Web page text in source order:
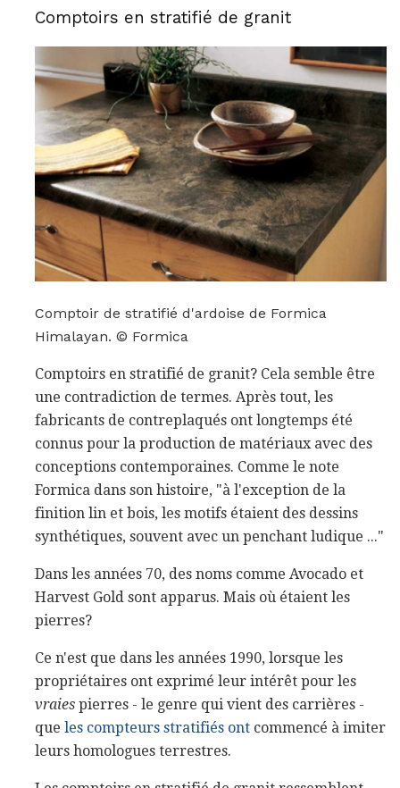
Comptoirs en stratifié de granit
Comptoir de stratifié d'ardoise de Formica
Himalayan. © Formica
Comptoirs en stratifié de granit? Cela semble être
une contradiction de termes. Après tout, les
fabricants de contreplaqués ont longtemps été
connus pour la production de matériaux avec des
conceptions contemporaines. Comme le note
Formica dans son histoire, "à l'exception de la
finition lin et bois, les motifs étaient des dessins
synthétiques, souvent avec un penchant ludique ..."
Dans les années 70, des noms comme Avocado et
Harvest Gold sont apparus. Mais où étaient les
pierres?
Ce n'est que dans les années 1990, lorsque les
propriétaires ont exprimé leur intérêt pour les
vraies pierres - le genre qui vient des carrières -
que les compteurs stratifiés ont commencé à imiter
leurs homologues terrestres.